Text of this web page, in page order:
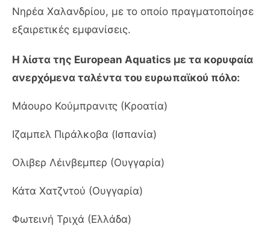
Νηρέα Χαλανδρίου, με το οποίο πραγματοποίησε
εξαιρετικές εμφανίσεις.
Η λίστα της European Aquatics με τα κορυφαία
ανερχόμενα ταλέντα του ευρωπαϊκού πόλο:
Μάουρο Κούμπρανιτς (Κροατία)
Ιζαμπελ Πιράλκοβα (Ισπανία)
Ολιβερ Λέινβεμπερ (Ουγγαρία)
Κάτα Χατζντού (Ουγγαρία)
Φωτεινή Τριχά (Ελλάδα)